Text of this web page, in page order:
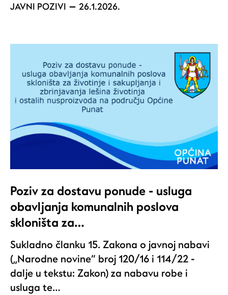
JAVNI POZIVI 26.1.2026.
Poziv za dostavu ponude - usluga
obavljanja komunalnih poslova
skloništa za…
Sukladno članku 15. Zakona o javnoj nabavi
(„Narodne novine“ broj 120/16 i 114/22 -
dalje u tekstu: Zakon) za nabavu robe i
usluga te…